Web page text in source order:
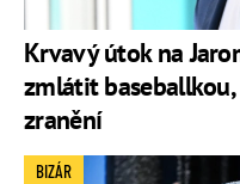
Krvavý útok na
zmlátit
zranění
BIZÁR